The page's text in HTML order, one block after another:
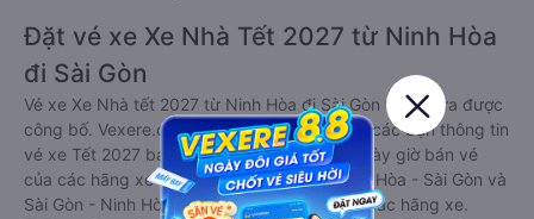
Đặt vé xe Xe Nhà Tết 2027 từ Ninh Hòa
đi Sài Gòn
Vé xe Xe Nhà tết 2027 từ Ninh Hòa đi Sài Gòn vẫn chưa được
công bố. Vexere.com sẽ sớm thông báo cho các bạn thông tin
vé xe Tết 2027 bao gồm giá vé, lịch trình, ngày giờ bán vé
của các hãng xe khách đi tuyến đường Ninh Hòa - Sài Gòn và
Sài Gòn - Ninh Hòa ngay khi có thông tin từ các hãng xe.